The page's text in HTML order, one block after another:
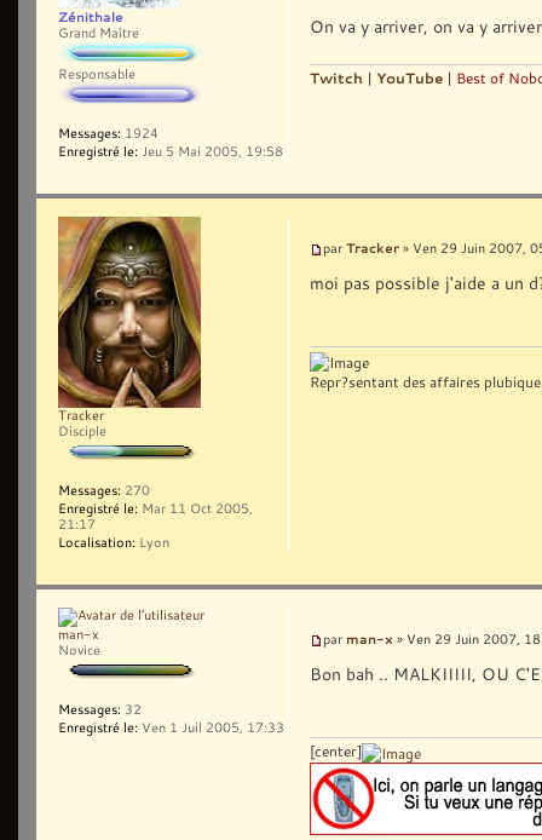
On va y arriver, on va y
Twitch | YouTube | Best of
Zénithale
Grand Maître
Responsable
Messages: 1924
Enregistré le: Jeu 5 Mai 2005, 19:58
par Tracker » Ven 29 Juin 2007,
moi pas possible j'aide a un
Repr?sentant des affaires
Tracker
Disciple
Messages: 270
Enregistré le: Mar 11 Oct 2005,
21:17
Localisation: Lyon
par man-x » Ven 29 Juin 2007,
Bon bah .. MALKIIIII, OU
[center]
man-x
Novice
Messages: 32
Enregistré le: Ven 1 Juil 2005, 17:33